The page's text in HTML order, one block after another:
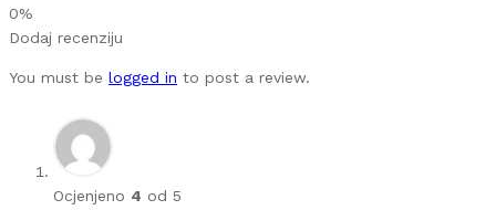
0%
Dodaj recenziju
You must be logged in to post a review.
Ocjenjeno 4 od 5